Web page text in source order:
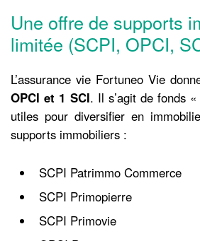
Une offre de supports
limitée (SCPI, OPCI,
L’assurance vie Fortuneo Vie
OPCI et 1 SCI. Il s’agit de fonds
utiles pour diversifier en
supports immobiliers :
SCPI Patrimmo Commerce
SCPI Primopierre
SCPI Primovie